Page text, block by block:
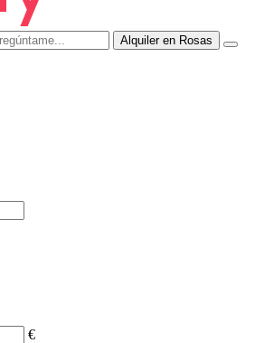
Alquiler en Rosas
€